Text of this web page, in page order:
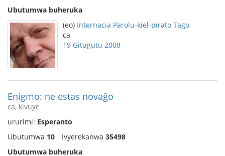
Ubutumwa buheruka
(eo) Internacia Parolu-kiel-pirato Tago
ca
19 Gitugutu 2008
Enigmo: ne estas novaĝo
ca, kivuye
ururimi: Esperanto
Ubutumwa 10 Ivyerekanwa 35498
Ubutumwa buheruka